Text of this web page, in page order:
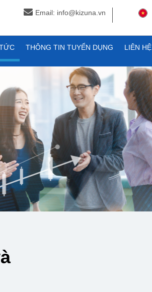
Email: info@kizuna.vn
THÔNG TIN TUYỂN DỤNG LIÊN HỆ